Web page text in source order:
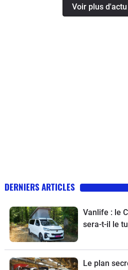
Voir plus
DERNIERS ARTICLES
Vanlife : le
sera-t-il le
Le plan